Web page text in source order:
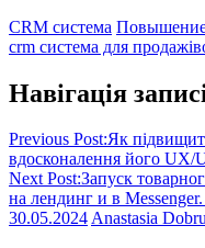
CRM система
crm система для продажів
Навігація
Previous Post:Як
вдосконалення його UX/
Next Post:Запуск
на лендинг и в
30.05.2024Anastasia